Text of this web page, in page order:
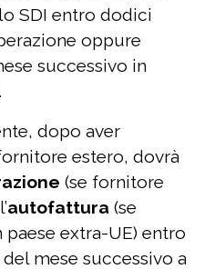
SDI entro dodici
oppure
successivo in
dopo aver
estero, dovrà
(se fornitore
autofattura (se
extra-UE) entro
mese successivo a